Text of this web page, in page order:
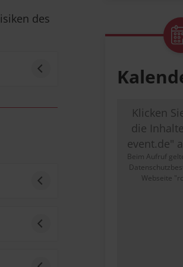
des
der
Klicken
die
event.de"
Beim Aufruf
Webseite